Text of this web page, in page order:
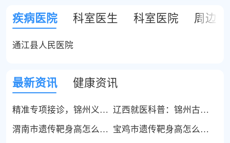
疾病医院 科室医生 科室医院 周边
通江县人民医院
最新资讯 健康资讯
精准专项接诊，锦州义县外阴白斑患者可选择长春三零六中医院
辽西就医科普：锦州古塔区如何高效前往长春看外阴白斑专病？
渭南市遗传靶身高怎么算达标吗？一次说清值不值
宝鸡市遗传靶身高怎么算达标吗？附权威依据